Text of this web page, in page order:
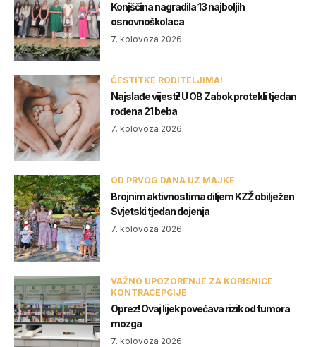
Konjščina nagradila 13 najboljih
osnovnoškolaca
7. kolovoza 2026.
ČESTITKE RODITELJIMA!
Najslađe vijesti! U OB Zabok protekli tjedan
rođena 21 beba
7. kolovoza 2026.
OD PRVOG DANA UZ MAJKE
Brojnim aktivnostima diljem KZŽ obilježen
Svjetski tjedan dojenja
7. kolovoza 2026.
VAŽNO UPOZORENJE ZA KORISNICE
KONTRACEPCIJE
Oprez! Ovaj lijek povećava rizik od tumora
mozga
7. kolovoza 2026.